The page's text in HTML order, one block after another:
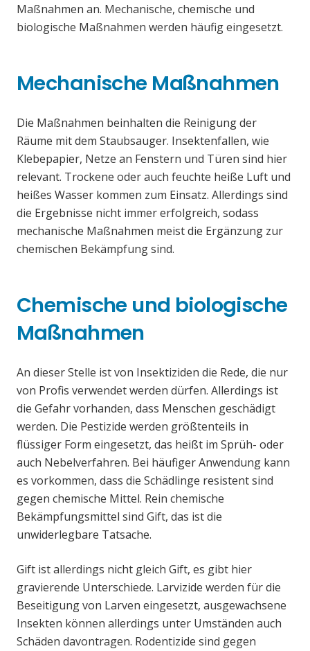
Maßnahmen an. Mechanische, chemische und
biologische Maßnahmen werden häufig eingesetzt.
Mechanische Maßnahmen
Die Maßnahmen beinhalten die Reinigung der
Räume mit dem Staubsauger. Insektenfallen, wie
Klebepapier, Netze an Fenstern und Türen sind hier
relevant. Trockene oder auch feuchte heiße Luft und
heißes Wasser kommen zum Einsatz. Allerdings sind
die Ergebnisse nicht immer erfolgreich, sodass
mechanische Maßnahmen meist die Ergänzung zur
chemischen Bekämpfung sind.
Chemische und biologische
Maßnahmen
An dieser Stelle ist von Insektiziden die Rede, die nur
von Profis verwendet werden dürfen. Allerdings ist
die Gefahr vorhanden, dass Menschen geschädigt
werden. Die Pestizide werden größtenteils in
flüssiger Form eingesetzt, das heißt im Sprüh- oder
auch Nebelverfahren. Bei häufiger Anwendung kann
es vorkommen, dass die Schädlinge resistent sind
gegen chemische Mittel. Rein chemische
Bekämpfungsmittel sind Gift, das ist die
unwiderlegbare Tatsache.
Gift ist allerdings nicht gleich Gift, es gibt hier
gravierende Unterschiede. Larvizide werden für die
Beseitigung von Larven eingesetzt, ausgewachsene
Insekten können allerdings unter Umständen auch
Schäden davontragen. Rodentizide sind gegen